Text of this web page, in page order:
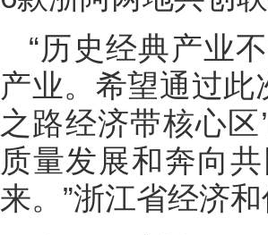
“历史经典产业
产业。希望通过此
之路经济带核心
质量发展和奔向
来。”浙江省经济